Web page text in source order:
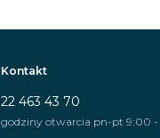
Kontakt
22 463 43 70
godziny otwarcia pn-pt 9:00 -